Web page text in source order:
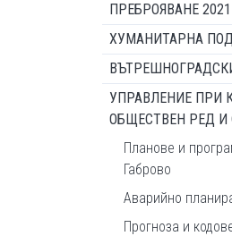
ПРЕБРОЯВАНЕ 2021
ХУМАНИТАРНА
УПРАВЛЕНИЕ ПРИ
ОБЩЕСТВЕН РЕД И
Планове и
Габрово
Аварийно
Прогноза и